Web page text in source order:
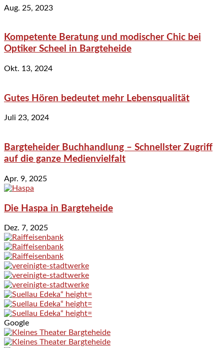
Aug. 25, 2023
Kompetente Beratung und modischer Chic bei
Optiker Scheel in Bargteheide
Okt. 13, 2024
Gutes Hören bedeutet mehr Lebensqualität
Juli 23, 2024
Bargteheider Buchhandlung – Schnellster Zugriff
auf die ganze Medienvielfalt
Apr. 9, 2025
Die Haspa in Bargteheide
Dez. 7, 2025
Google